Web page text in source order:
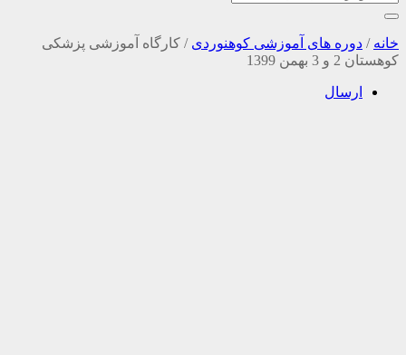
های آموزشی کوهنوردی/کارگاه آموزشی پزشکی